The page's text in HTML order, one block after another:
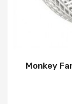
Monkey